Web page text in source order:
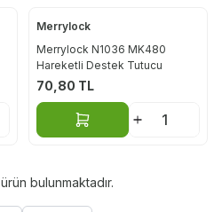
Merrylock
Merrylock N1036 MK480
Hareketli Destek Tutucu
70,80 TL
Sepete Ekle
ürün bulunmaktadır.